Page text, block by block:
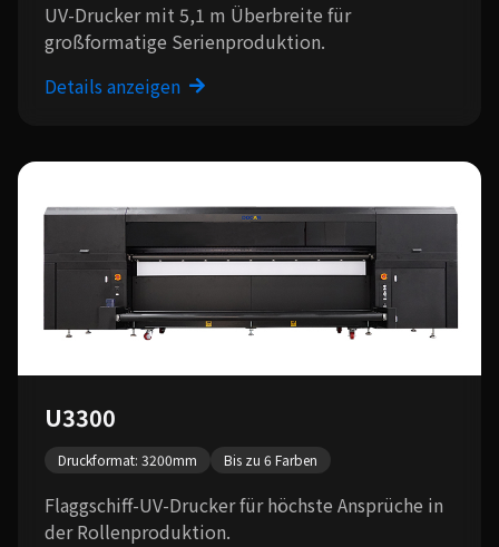
UV-Drucker mit 5,1 m Überbreite für
großformatige Serienproduktion.
Details anzeigen
U3300
Druckformat: 3200mm Bis zu 6 Farben
Flaggschiff-UV-Drucker für höchste Ansprüche in
der Rollenproduktion.